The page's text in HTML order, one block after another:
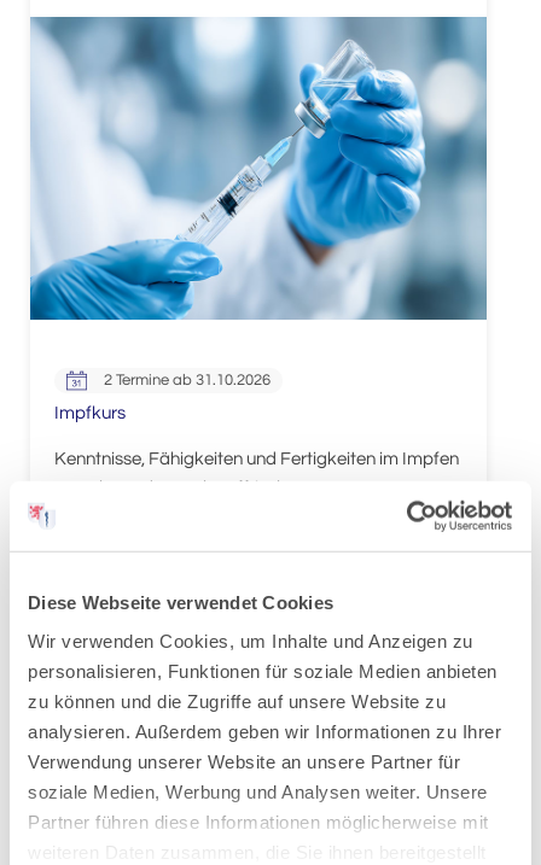
Diese Webseite verwendet Cookies
Wir verwenden Cookies, um Inhalte und Anzeigen zu
personalisieren, Funktionen für soziale Medien anbieten
zu können und die Zugriffe auf unsere Website zu
analysieren. Außerdem geben wir Informationen zu Ihrer
Verwendung unserer Website an unsere Partner für
soziale Medien, Werbung und Analysen weiter. Unsere
Partner führen diese Informationen möglicherweise mit
weiteren Daten zusammen, die Sie ihnen bereitgestellt
2 Termine ab 31.10.2026
Impfkurs
Kenntnisse, Fähigkeiten und Fertigkeiten im Impfen
Mehr